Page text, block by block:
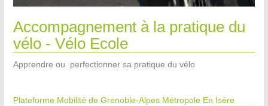
Accompagnement à la pratique du
vélo - Vélo Ecole
Apprendre ou perfectionner sa pratique du vélo
Plateforme Mobilité de Grenoble-Alpes Métropole En Isère